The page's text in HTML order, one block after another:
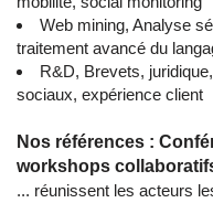
Web mining, Analyse
traitement avancé du
R&D, Brevets,
sociaux, expérience client
Nos références :
workshops
... réunissent les acteurs